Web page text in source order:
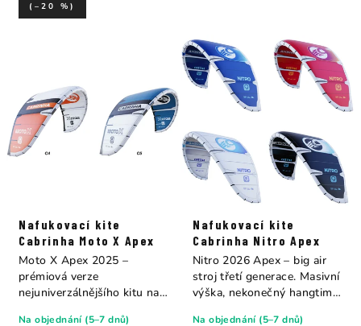
Nafukovací kite
Cabrinha Moto X Apex
(–20 %)
Na objednání (5–7 dnů)
Moto X Apex 2025 –
prémiová verze
nejuniverzálnějšího kitu na
Nafukovací kite
Cabrinha Nitro Apex
Na objednání (5–7 dnů)
Nitro 2026 Apex – big air
stroj třetí generace. Masivní
výška, nekonečný hangtime